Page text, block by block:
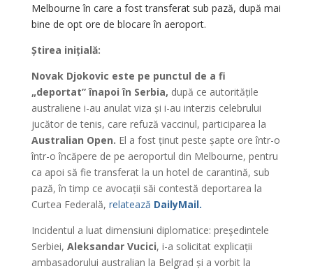
Melbourne în care a fost transferat sub pază, după mai
bine de opt ore de blocare în aeroport.
Știrea inițială:
Novak Djokovic este pe punctul de a fi
„deportat” înapoi în Serbia, după ce autoritățile
australiene i-au anulat viza și i-au interzis celebrului
jucător de tenis, care refuză vaccinul, participarea la
Australian Open. El a fost ținut peste șapte ore într-o
într-o încăpere de pe aeroportul din Melbourne, pentru
ca apoi să fie transferat la un hotel de carantină, sub
pază, în timp ce avocații săi contestă deportarea la
Curtea Federală, relatează DailyMail.
Incidentul a luat dimensiuni diplomatice: preşedintele
Serbiei, Aleksandar Vucici, i-a solicitat explicații
ambasadorului australian la Belgrad și a vorbit la